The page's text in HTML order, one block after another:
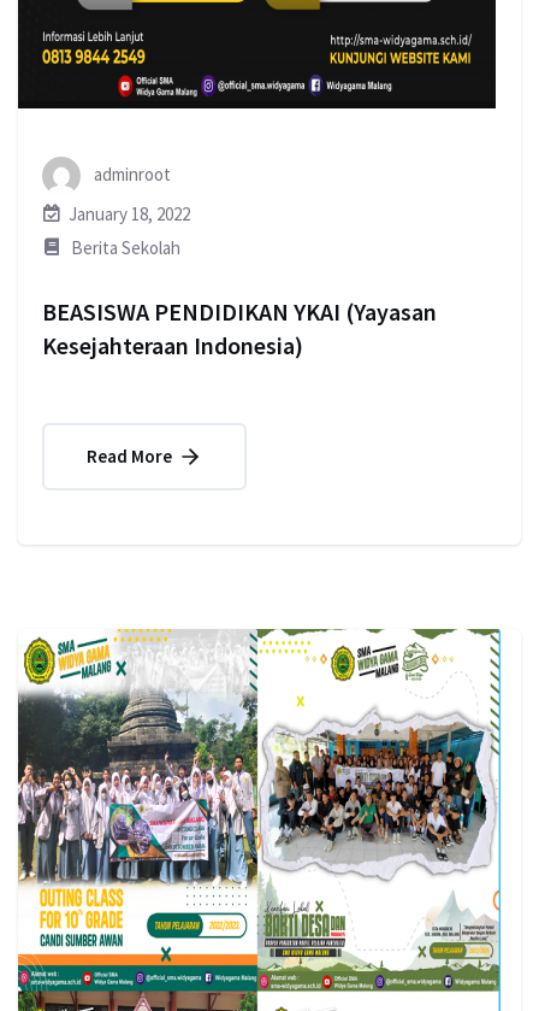
adminroot
January 18, 2022
Berita Sekolah
BEASISWA PENDIDIKAN YKAI (Yayasan
Kesejahteraan Indonesia)
Read More